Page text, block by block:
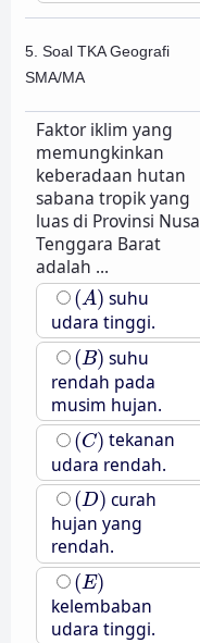
5. Soal TKA Geografi
SMA/MA
Faktor iklim yang
memungkinkan
keberadaan hutan
sabana tropik yang
luas di Provinsi Nusa
Tenggara Barat
adalah ...
(A)
(A) suhu
udara tinggi.
(B)
(B) suhu
rendah pada
musim hujan.
(C)
(C) tekanan
udara rendah.
(D)
(D) curah
hujan yang
rendah.
(E)
(E)
kelembaban
udara tinggi.